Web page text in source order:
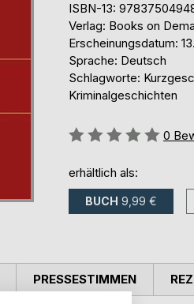
ISBN-13:
Verlag: Books on
Erscheinungsdatum:
Sprache: Deutsch
Schlagworte:
Kriminalgeschichten
Bewertung::
0
erhältlich als:
BUCH 9,99 €
PRESSESTIMMEN